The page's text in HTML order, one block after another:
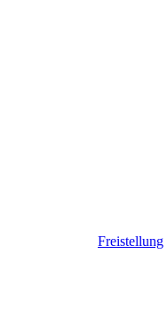
Freistellung